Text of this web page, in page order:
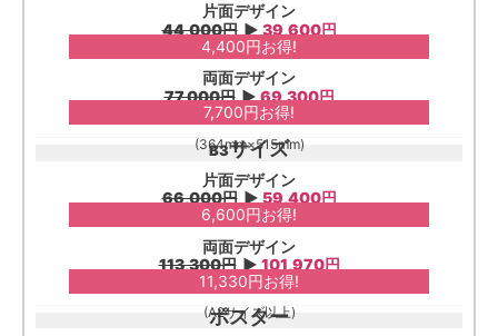
片面デザイン
44,000円 ▶︎ 39,600円
4,400円お得!
両面デザイン
77,000円 ▶︎69,300円
7,700円お得!
B3サイズ
(364mm×515mm)
片面デザイン
66,000円 ▶︎59,400円
6,600円お得!
両面デザイン
113,300円 ▶︎ 101,970円
11,330円お得!
ポスター
(A2サイズ以上)